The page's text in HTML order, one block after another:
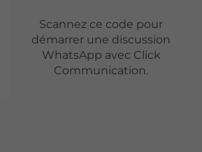
Scannez ce code pour
démarrer une discussion
WhatsApp avec Click
Communication.